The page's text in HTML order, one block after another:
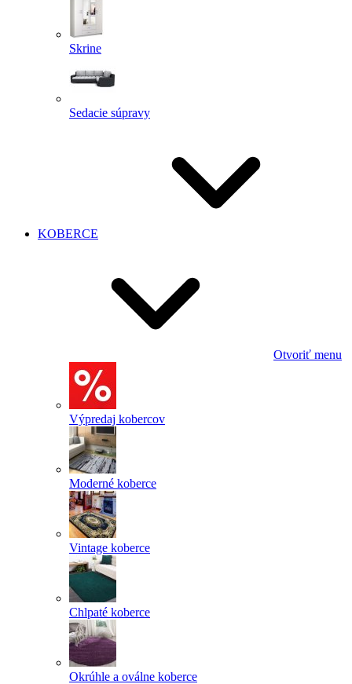
Skrine
Sedacie súpravy
KOBERCE
Otvoriť menu
Výpredaj kobercov
Moderné koberce
Vintage koberce
Chlpaté koberce
Okrúhle a oválne koberce